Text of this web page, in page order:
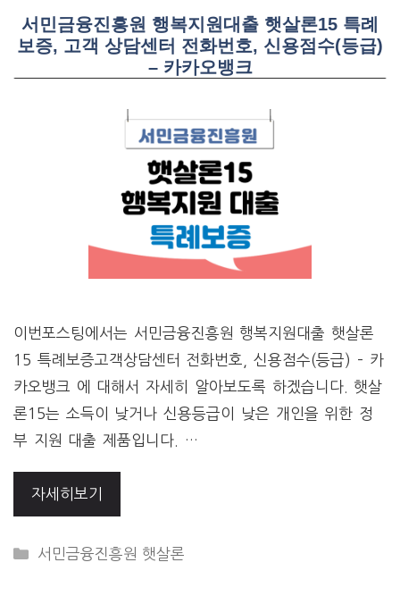
서민금융진흥원 행복지원대출 햇살론15 특례
보증, 고객 상담센터 전화번호, 신용점수(등급)
– 카카오뱅크
이번포스팅에서는 서민금융진흥원 행복지원대출 햇살론
15 특례보증고객상담센터 전화번호, 신용점수(등급) – 카
카오뱅크 에 대해서 자세히 알아보도록 하겠습니다. 햇살
론15는 소득이 낮거나 신용등급이 낮은 개인을 위한 정
부 지원 대출 제품입니다. …
자세히보기
CATEGORIES
서민금융진흥원 햇살론